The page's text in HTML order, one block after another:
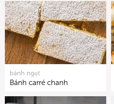
bánh ngọt
Bánh carré chanh